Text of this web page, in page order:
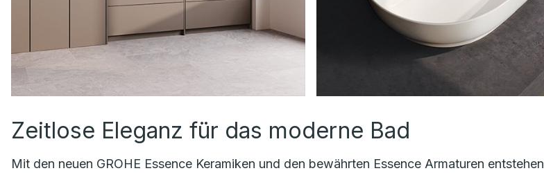
Zeitlose Eleganz für das moderne Bad
Mit den neuen GROHE Essence Keramiken und den bewährten Essence Armaturen entstehen